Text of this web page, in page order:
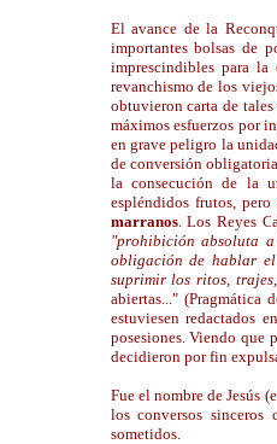
El avance de la
importantes bolsas de
imprescindibles para
revanchismo de los
obtuvieron carta de
máximos esfuerzos por
en grave peligro la
de conversión
la consecución de la
espléndidos frutos,
marranos. Los Reyes
"prohibición absoluta
obligación de hablar
suprimir los ritos, trajes,
abiertas..." (Pragmática
estuviesen redactados
posesiones. Viendo
decidieron por fin
Fue el nombre de Jesús
los conversos sinceros
sometidos.